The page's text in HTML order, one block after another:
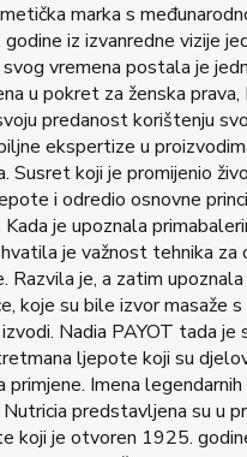
marka s
iz izvanredne vizije
vremena postala je
u pokret za ženska
predanost korištenju
ekspertize u
Susret koji je promijenio
i odredio osnovne
Kada je upoznala
je važnost tehnika za
Razvila je, a zatim
koje su bile izvor masaže
Nadia PAYOT tada je
ljepote koji su
primjene. Imena
predstavljena su u
koji je otvoren 1925.